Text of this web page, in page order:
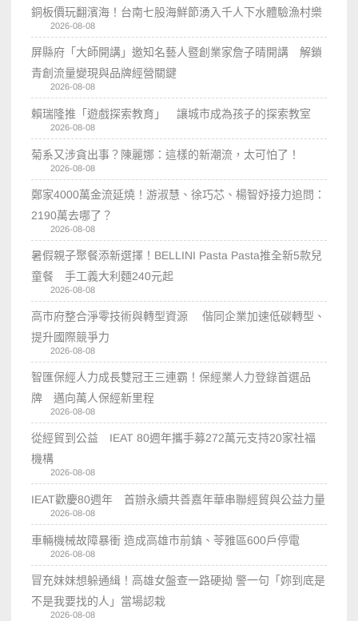
銅板價玩翻濱海！台南七股海鮮節湧入千人下水體驗漁村樂
2026-08-08
屏縣府「大師開講」邀知名藝人暨創業家詹子晴開講 解鎖
青創流量變現與品牌經營關鍵
2026-08-08
賴瑞隆推「遊戲探索教育」 讓城市成為孩子的探索教室
2026-08-08
菊系又涉貪出事？陳麗娜：這樣的新潮流，太可怕了！
2026-08-08
鄭家4000萬金流延燒！游淑慧、徐巧芯、楊智妤接力追問：
2190萬去哪了？
2026-08-08
暑假親子聚餐添新選擇！BELLINI Pasta Pasta推全新5款兒
童餐 手工義大利麵240元起
2026-08-08
高市府整合淨零技術與轉型資源 偕同企業加速低碳轉型、
提升國際競爭力
2026-08-08
智匯保經人力成長雙冠王三連霸！保經業人力登錄首選品
牌 邁向萬人保經新里程
2026-08-08
從經貿到公益 IEAT 80週年攜手募272萬元支持20家社福
機構
2026-08-08
IEAT歡慶80週年 首辦永續共善嘉年華串聯經貿與公益力量
2026-08-08
車輛機械故障暴衝 造成高雄市前鎮、苓雅區600戶停電
2026-08-08
冒充妹妹想躲通緝！高雄女盤查一路硬拗 警一句「妳到底是
不是我要找的人」當場認栽
2026-08-08